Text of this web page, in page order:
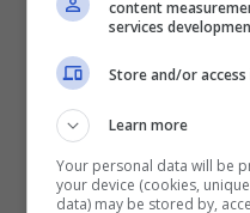
FIAT, ecco
stanno per
presentate
content
services
Store and/or
Learn more
Your personal data will be
your device (cookies,
data) may be stored by,